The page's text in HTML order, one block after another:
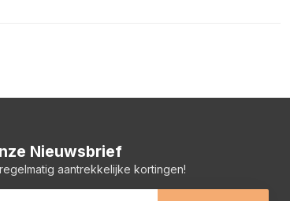
Nieuwsbrief
aantrekkelijke kortingen!